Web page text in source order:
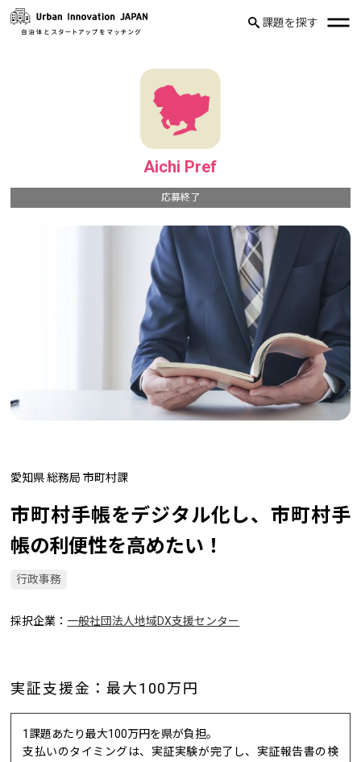
課題を探す
Aichi Pref
応募終了
愛知県 総務局 市町村課
市町村手帳をデジタル化し、市町村手
帳の利便性を高めたい！
行政事務
採択企業 一般社団法人地域DX支援センター
実証支援金：最大100万円
1課題あたり最大100万円を県が負担。
支払いのタイミングは、実証実験が完了し、実証報告書の検